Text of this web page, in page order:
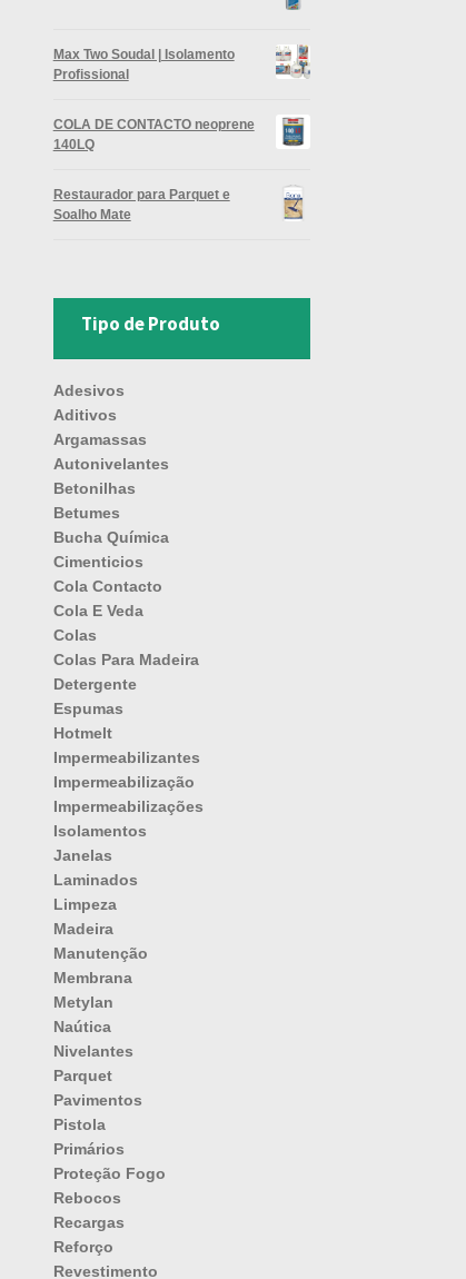
Max Two Soudal | Isolamento
Profissional
COLA DE CONTACTO neoprene
140LQ
Restaurador para Parquet e
Soalho Mate
Tipo de Produto
Adesivos
Aditivos
Argamassas
Autonivelantes
Betonilhas
Betumes
Bucha Química
Cimenticios
Cola Contacto
Cola E Veda
Colas
Colas Para Madeira
Detergente
Espumas
Hotmelt
Impermeabilizantes
Impermeabilização
Impermeabilizações
Isolamentos
Janelas
Laminados
Limpeza
Madeira
Manutenção
Membrana
Metylan
Naútica
Nivelantes
Parquet
Pavimentos
Pistola
Primários
Proteção Fogo
Rebocos
Recargas
Reforço
Revestimento